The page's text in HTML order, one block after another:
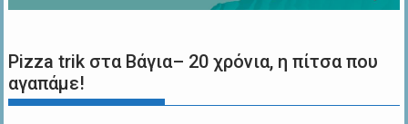
Pizza trik στα Βάγια– 20 χρόνια, η πίτσα που
αγαπάμε!